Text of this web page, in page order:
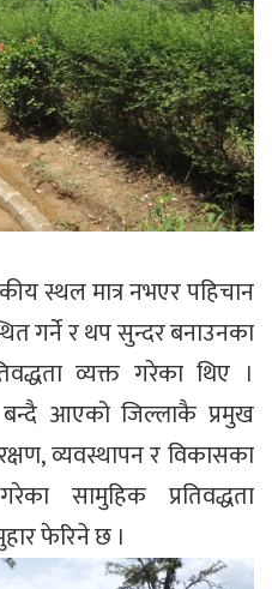
स्थल मात्र नभएर पहिचान
गर्ने र थप सुन्दर बनाउनका
व्यक्त गरेका थिए ।
बन्दै आएको जिल्लाकै प्रमुख
व्यवस्थापन र विकासका
सामुहिक प्रतिवद्धता
फेरिने छ ।